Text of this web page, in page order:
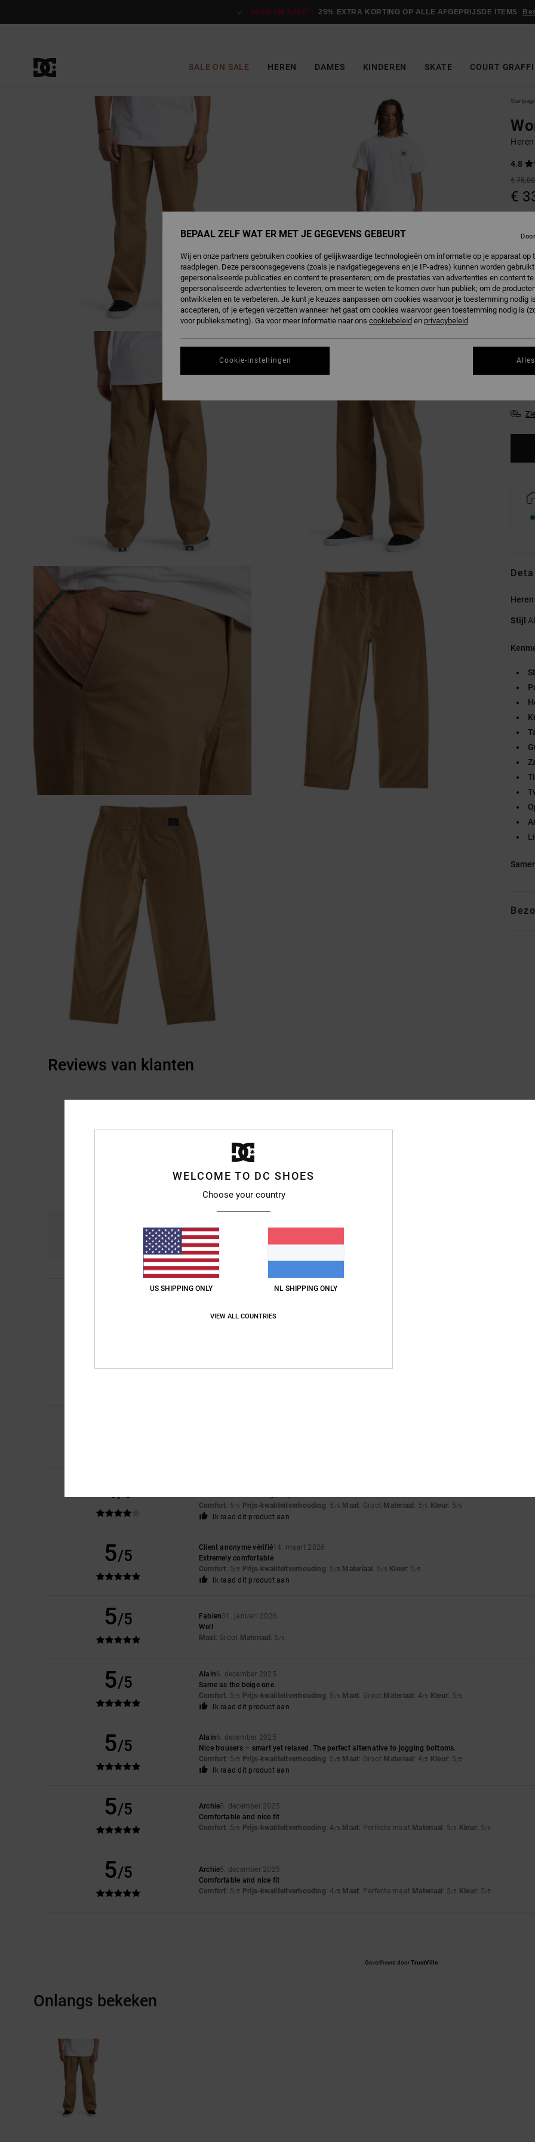
SALE ON SALE*: 25% EXTRA KORTING OP ALLE AFGEPRIJSDE ITEMS
SALE ON SALE HEREN DAMES KINDEREN SKATE COURT
4.8
€ 75,00
€
Kleur
Stijl
Reviews van klanten
4.8
5.0
Comfort : 5 /5 Prijs-kwaliteitverhouding
5/5
Very satisfied
4
Comfort: 5/5 Prijs-kwaliteitverhouding: 5 /5 Maat: Groot Materiaal : 5/5 Kleur: 5/5
Ik raad dit product aan
5/5 Client anonyme vérifié14. maart 2026
Extremely comfortable
Comfort: 5/5 Prijs-kwaliteitverhouding: 5 /5 Materiaal : 5/5 Kleur: 5/5
Ik raad dit product aan
5/5 Fabien31. januari 2026
Well
Maat: Groot Materiaal : 5 /5
5/5 Alain6. december 2025
Same as the beige one.
Comfort: 5/5 Prijs-kwaliteitverhouding: 5 /5 Maat: Groot Materiaal : 4/5 Kleur: 5/5
Ik raad dit product aan
5/5 Alain6. december 2025
Nice trousers – smart yet relaxed. The perfect alternative to jogging bottoms.
Comfort: 5/5 Prijs-kwaliteitverhouding: 5 /5 Maat: Groot Materiaal : 4/5 Kleur: 5/5
Ik raad dit product aan
5/5 Archie5. december 2025
Comfortable and nice fit
Comfort: 5/5 Prijs-kwaliteitverhouding: 4 /5 Maat: Perfecte maat Materiaal : 5/5 Kleur: 5/5
5/5 Archie5. december 2025
Comfortable and nice fit
Comfort: 5/5 Prijs-kwaliteitverhouding: 4 /5 Maat: Perfecte maat Materiaal : 5/5 Kleur: 5/5
Geverifieerd doorTrustVille
Onlangs bekeken
WELCOME TO DC SHOES
Choose your country
US SHIPPING ONLY NL SHIPPING ONLY
VIEW ALL COUNTRIES
BEPAAL ZELF WAT ER MET JE GEGEVENS GEBEURT
Wij en onze partners gebruiken cookies of gelijkwaardige technologieën om informatie op je apparaat op
raadplegen. Deze persoonsgegevens (zoals je navigatiegegevens en je IP-adres) kunnen worden
gepersonaliseerde publicaties en content te presenteren; om de prestaties van advertenties en content
gepersonaliseerde advertenties te leveren; om meer te weten te komen over hun publiek; om de
ontwikkelen en te verbeteren. Je kunt je keuzes aanpassen om cookies waarvoor je toestemming nodig
accepteren, of je ertegen verzetten wanneer het gaat om cookies waarvoor geen toestemming nodig is
voor publieksmeting). Ga voor meer informatie naar ons cookiebeleid en privacybeleid
Cookie-instellingen